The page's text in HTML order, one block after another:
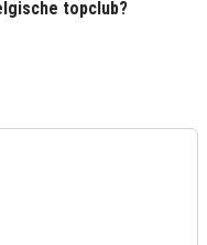
topclub?